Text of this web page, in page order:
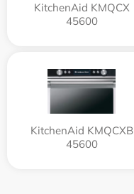
KitchenAid KMQCX
45600
KitchenAid KMQCXB
45600